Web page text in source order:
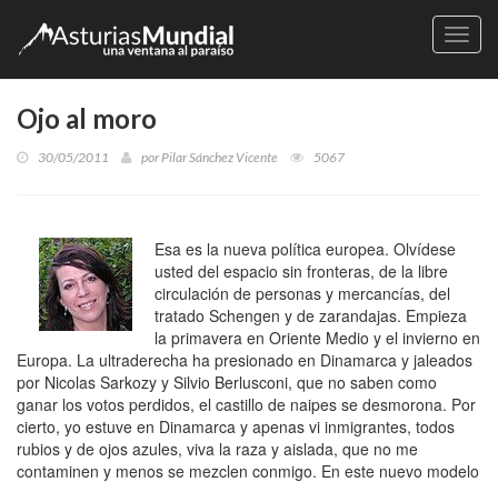
Ojo al moro
30/05/2011 porPilar Sánchez Vicente 5067
Esa es la nueva política europea. Olvídese
usted del espacio sin fronteras, de la libre
circulación de personas y mercancías, del
tratado Schengen y de zarandajas. Empieza
la primavera en Oriente Medio y el invierno en
Europa. La ultraderecha ha presionado en Dinamarca y jaleados
por Nicolas Sarkozy y Silvio Berlusconi, que no saben como
ganar los votos perdidos, el castillo de naipes se desmorona. Por
cierto, yo estuve en Dinamarca y apenas vi inmigrantes, todos
rubios y de ojos azules, viva la raza y aislada, que no me
contaminen y menos se mezclen conmigo. En este nuevo modelo